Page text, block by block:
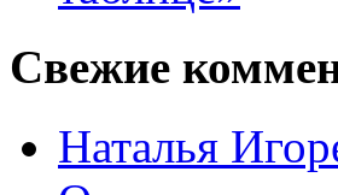
Свежие
Наталья